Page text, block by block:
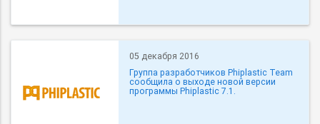
05 декабря 2016
Группа разработчиков Phiplastic Team
сообщила о выходе новой версии
программы Phiplastic 7.1.